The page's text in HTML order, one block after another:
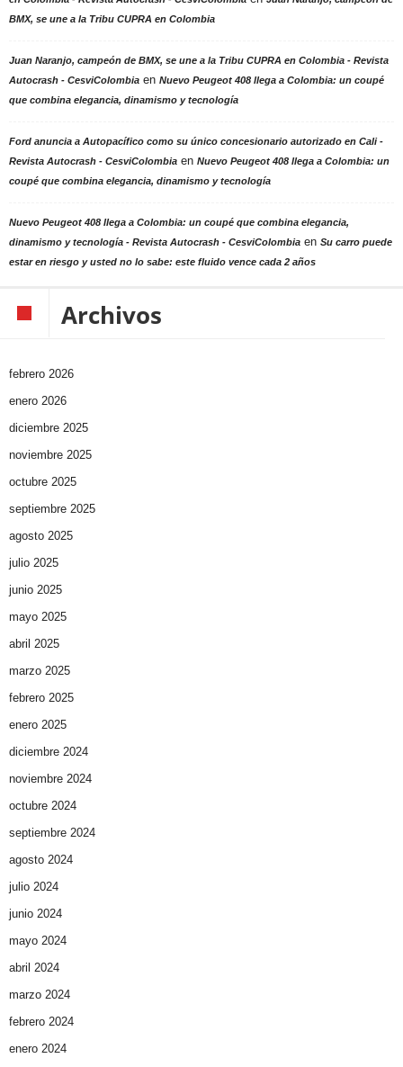
BMX, se une a la Tribu CUPRA en Colombia
Juan Naranjo, campeón de BMX, se une a la Tribu CUPRA en Colombia - Revista
Autocrash - CesviColombia en Nuevo Peugeot 408 llega a Colombia: un coupé
que combina elegancia, dinamismo y tecnología
Ford anuncia a Autopacífico como su único concesionario autorizado en Cali -
Revista Autocrash - CesviColombia en Nuevo Peugeot 408 llega a Colombia: un
coupé que combina elegancia, dinamismo y tecnología
Nuevo Peugeot 408 llega a Colombia: un coupé que combina elegancia,
dinamismo y tecnología - Revista Autocrash - CesviColombia en Su carro puede
estar en riesgo y usted no lo sabe: este fluido vence cada 2 años
Archivos
febrero 2026
enero 2026
diciembre 2025
noviembre 2025
octubre 2025
septiembre 2025
agosto 2025
julio 2025
junio 2025
mayo 2025
abril 2025
marzo 2025
febrero 2025
enero 2025
diciembre 2024
noviembre 2024
octubre 2024
septiembre 2024
agosto 2024
julio 2024
junio 2024
mayo 2024
abril 2024
marzo 2024
febrero 2024
enero 2024